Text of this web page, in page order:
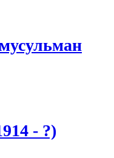
- ?)